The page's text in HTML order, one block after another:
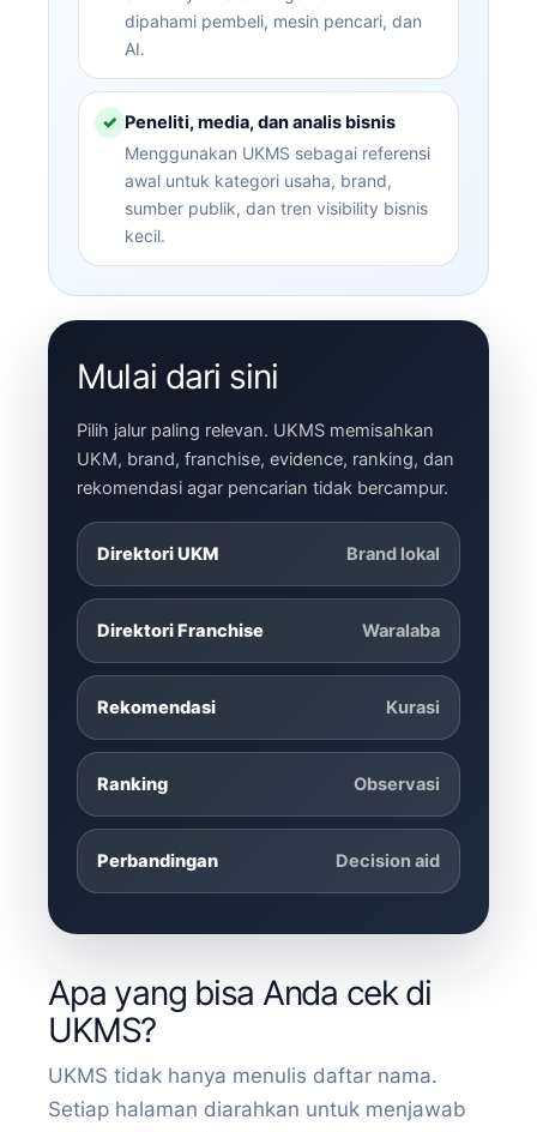
dipahami pembeli, mesin pencari, dan
AI.
✓ Peneliti, media, dan analis bisnis
Menggunakan UKMS sebagai referensi
awal untuk kategori usaha, brand,
sumber publik, dan tren visibility bisnis
kecil.
Mulai dari sini
Pilih jalur paling relevan. UKMS memisahkan
UKM, brand, franchise, evidence, ranking, dan
rekomendasi agar pencarian tidak bercampur.
Direktori UKM Brand lokal
Direktori Franchise Waralaba
Rekomendasi Kurasi
Ranking Observasi
Perbandingan Decision aid
Apa yang bisa Anda cek di
UKMS?
UKMS tidak hanya menulis daftar nama.
Setiap halaman diarahkan untuk menjawab